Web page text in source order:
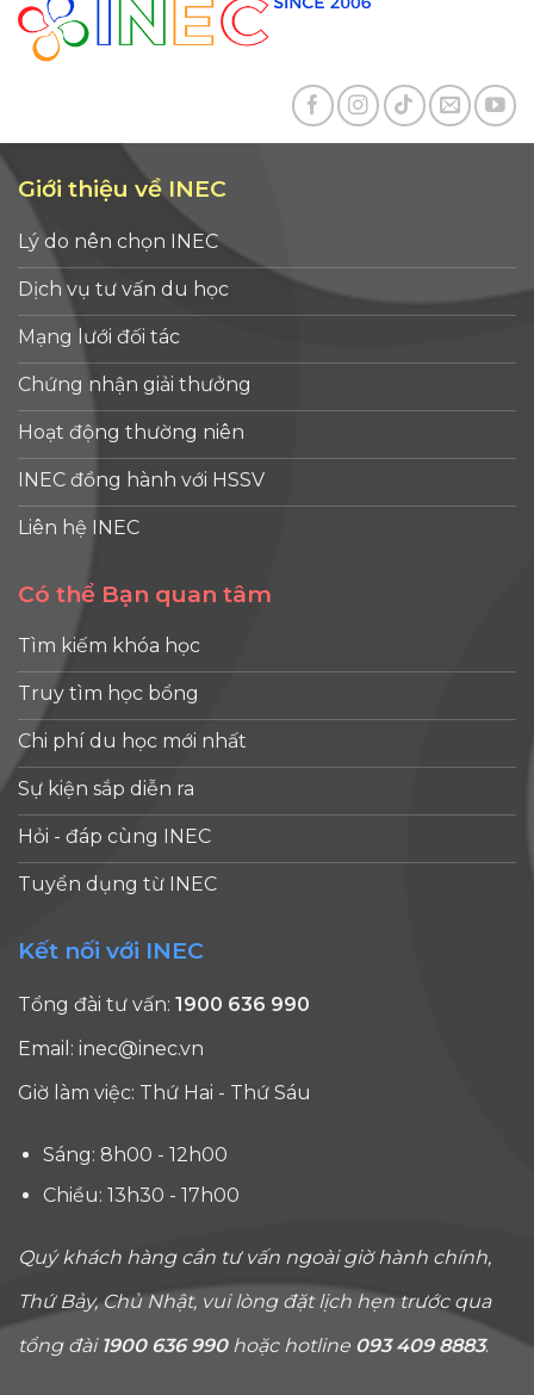
Giới thiệu về INEC
Lý do nên chọn INEC
Dịch vụ tư vấn du học
Mạng lưới đối tác
Chứng nhận giải thưởng
Hoạt động thường niên
INEC đồng hành với HSSV
Liên hệ INEC
Có thể Bạn quan tâm
Tìm kiếm khóa học
Truy tìm học bổng
Chi phí du học mới nhất
Sự kiện sắp diễn ra
Hỏi - đáp cùng INEC
Tuyển dụng từ INEC
Kết nối với INEC
Tổng đài tư vấn: 1900 636 990
Email: inec@inec.vn
Giờ làm việc: Thứ Hai - Thứ Sáu
Sáng: 8h00 - 12h00
Chiều: 13h30 - 17h00
Quý khách hàng cần tư vấn ngoài giờ hành chính,
Thứ Bảy, Chủ Nhật, vui lòng đặt lịch hẹn trước qua
tổng đài 1900 636 990hoặc hotline 093 409 8883.